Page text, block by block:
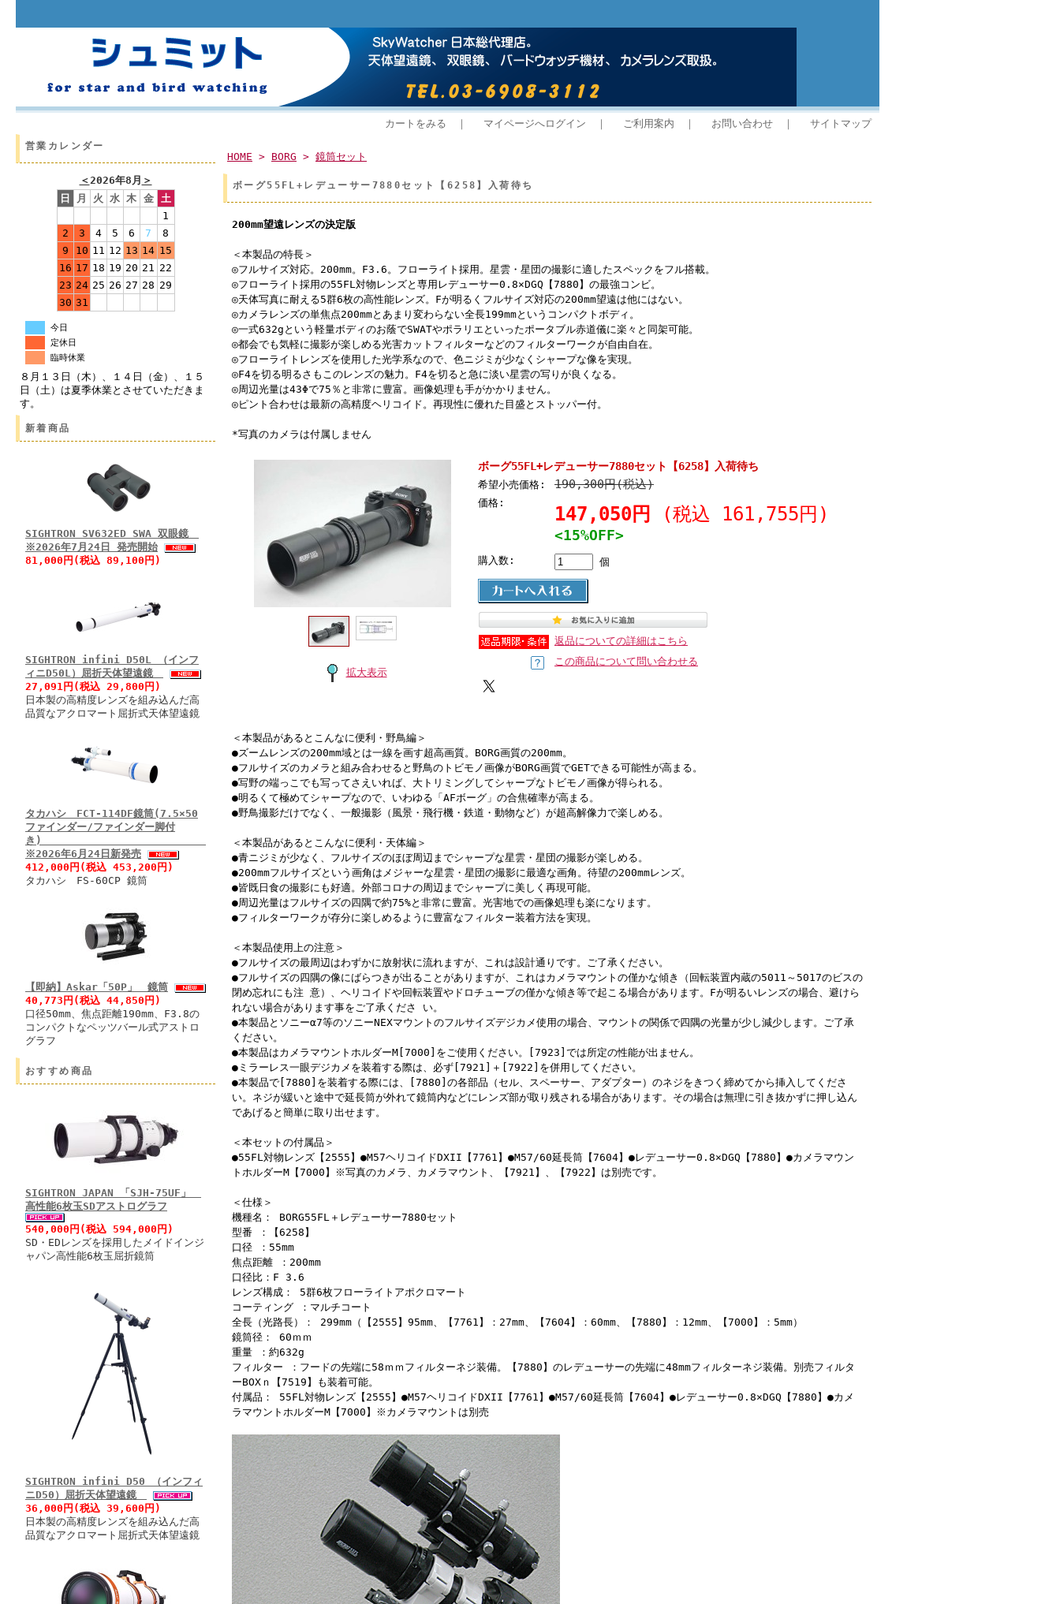
カートをみる ｜ マイページへログイン ｜ ご利用案内 ｜ お問い合わせ ｜ サイトマップ
営業カレンダー
＜2026年8月 ＞
日
月 火 水 木 金
土
1
2
3 4 5 6 7
8
9
10 11 12 13 14 15
16 17 18 19 20 21 22
23 24 25 26 27 28 29
30 31
今日
定休日
臨時休業
８月１３日（木）、１４日（金）、１５
日（土）は夏季休業とさせていただきま
す。
新着商品
SIGHTRON SV632ED SWA 双眼鏡
※2026年7月24日 発売開始
81,000円(税込 89,100円)
SIGHTRON infini D50L （インフ
ィニD50L）屈折天体望遠鏡
27,091円(税込 29,800円)
日本製の高精度レンズを組み込んだ高
品質なアクロマート屈折式天体望遠鏡
タカハシ FCT-114DF鏡筒(7.5×50
ファインダー/ファインダー脚付
き)
※2026年6月24日新発売
412,000円(税込 453,200円)
タカハシ FS-60CP 鏡筒
【即納】Askar「50P」 鏡筒
40,773円(税込 44,850円)
口径50mm、焦点距離190mm、F3.8の
コンパクトなペッツバール式アストロ
グラフ
おすすめ商品
SIGHTRON JAPAN 「SJH-75UF」
高性能6枚玉SDアストログラフ
540,000円(税込 594,000円)
SD・EDレンズを採用したメイドインジ
ャパン高性能6枚玉屈折鏡筒
SIGHTRON infini D50 （インフィ
ニD50）屈折天体望遠鏡
36,000円(税込 39,600円)
日本製の高精度レンズを組み込んだ高
品質なアクロマート屈折式天体望遠鏡
HOME > BORG > 鏡筒セット
ボーグ55FL+レデューサー7880セット【6258】入荷待ち
200mm望遠レンズの決定版
＜本製品の特長＞
◎フルサイズ対応。200mm。F3.6。フローライト採用。星雲・星団の撮影に適したスペックをフル搭載。
◎フローライト採用の55FL対物レンズと専用レデューサー0.8×DGQ【7880】の最強コンビ。
◎天体写真に耐える5群6枚の高性能レンズ。Fが明るくフルサイズ対応の200mm望遠は他にはない。
◎カメラレンズの単焦点200mmとあまり変わらない全長199mmというコンパクトボディ。
◎一式632gという軽量ボディのお蔭でSWATやポラリエといったポータブル赤道儀に楽々と同架可能。
◎都会でも気軽に撮影が楽しめる光害カットフィルターなどのフィルターワークが自由自在。
◎フローライトレンズを使用した光学系なので、色ニジミが少なくシャープな像を実現。
◎F4を切る明るさもこのレンズの魅力。F4を切ると急に淡い星雲の写りが良くなる。
◎周辺光量は43Φで75％と非常に豊富。画像処理も手がかかりません。
◎ピント合わせは最新の高精度ヘリコイド。再現性に優れた目盛とストッパー付。
*写真のカメラは付属しません
拡大表示
ボーグ55FL+レデューサー7880セット【6258】入荷待ち
希望小売価格: 190,300円(税込)
価格:
147,050円 (税込 161,755円)
<15%OFF>
購入数: 個
返品についての詳細はこちら
この商品について問い合わせる
＜本製品があるとこんなに便利・野鳥編＞
●ズームレンズの200mm域とは一線を画す超高画質。BORG画質の200mm。
●フルサイズのカメラと組み合わせると野鳥のトビモノ画像がBORG画質でGETできる可能性が高まる。
●写野の端っこでも写ってさえいれば、大トリミングしてシャープなトビモノ画像が得られる。
●明るくて極めてシャープなので、いわゆる「AFボーグ」の合焦確率が高まる。
●野鳥撮影だけでなく、一般撮影（風景・飛行機・鉄道・動物など）が超高解像力で楽しめる。
＜本製品があるとこんなに便利・天体編＞
●青ニジミが少なく、フルサイズのほぼ周辺までシャープな星雲・星団の撮影が楽しめる。
●200mmフルサイズという画角はメジャーな星雲・星団の撮影に最適な画角。待望の200mmレンズ。
●皆既日食の撮影にも好適。外部コロナの周辺までシャープに美しく再現可能。
●周辺光量はフルサイズの四隅で約75%と非常に豊富。光害地での画像処理も楽になります。
●フィルターワークが存分に楽しめるように豊富なフィルター装着方法を実現。
＜本製品使用上の注意＞
●フルサイズの最周辺はわずかに放射状に流れますが、これは設計通りです。ご了承ください。
●フルサイズの四隅の像にばらつきが出ることがありますが、これはカメラマウントの僅かな傾き（回転装置内蔵の5011～5017のビスの
閉め忘れにも注 意）、ヘリコイドや回転装置やドロチューブの僅かな傾き等で起こる場合があります。Fが明るいレンズの場合、避けら
れない場合があります事をご了承くださ い。
●本製品とソニーα7等のソニーNEXマウントのフルサイズデジカメ使用の場合、マウントの関係で四隅の光量が少し減少します。ご了承
ください。
●本製品はカメラマウントホルダーM[7000]をご使用ください。[7923]では所定の性能が出ません。
●ミラーレス一眼デジカメを装着する際は、必ず[7921]＋[7922]を併用してください。
●本製品で[7880]を装着する際には、[7880]の各部品（セル、スペーサー、アダプター）のネジをきつく締めてから挿入してくださ
い。ネジが緩いと途中で延長筒が外れて鏡筒内などにレンズ部が取り残される場合があります。その場合は無理に引き抜かずに押し込ん
であげると簡単に取り出せます。
＜本セットの付属品＞
●55FL対物レンズ【2555】●M57ヘリコイドDXII【7761】●M57/60延長筒【7604】●レデューサー0.8×DGQ【7880】●カメラマウン
トホルダーM【7000】※写真のカメラ、カメラマウント、【7921】、【7922】は別売です。
＜仕様＞
機種名： BORG55FL＋レデューサー7880セット
型番 ：【6258】
口径 ：55mm
焦点距離 ：200mm
口径比：F 3.6
レンズ構成： 5群6枚フローライトアポクロマート
コーティング ：マルチコート
全長（光路長）： 299mm（【2555】95mm、【7761】：27mm、【7604】：60mm、【7880】：12mm、【7000】：5mm）
鏡筒径： 60ｍｍ
重量 ：約632g
フィルター ：フードの先端に58ｍｍフィルターネジ装備。【7880】のレデューサーの先端に48mmフィルターネジ装備。別売フィルタ
ーBOXｎ【7519】も装着可能。
付属品： 55FL対物レンズ【2555】●M57ヘリコイドDXII【7761】●M57/60延長筒【7604】●レデューサー0.8×DGQ【7880】●カメ
ラマウントホルダーM【7000】※カメラマウントは別売